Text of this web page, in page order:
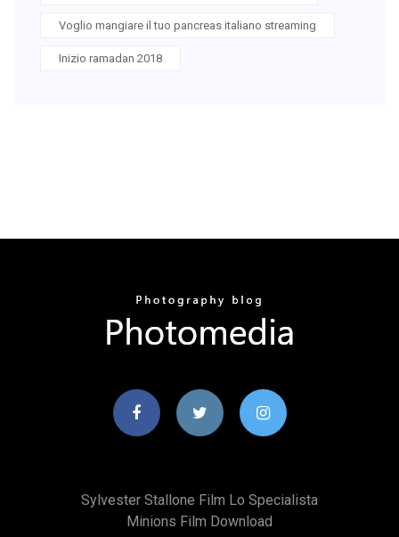
Voglio mangiare il tuo pancreas italiano streaming
Inizio ramadan 2018
Sylvester Stallone Film Lo Specialista
Minions Film Download